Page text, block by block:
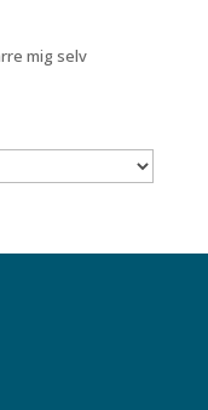
mig selv